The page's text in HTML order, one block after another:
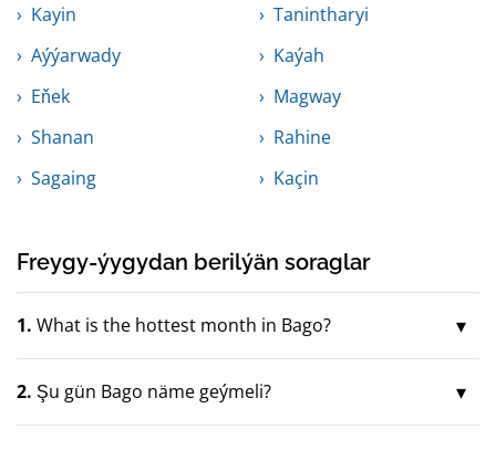
Kayin
Tanintharyi
Aýýarwady
Kaýah
Eňek
Magway
Shanan
Rahine
Sagaing
Kaçin
Freygy-ýygydan berilýän soraglar
1. What is the hottest month in Bago?
2. Şu gün Bago näme geýmeli?